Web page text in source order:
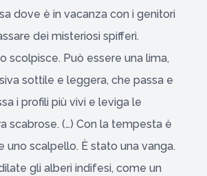
dove è in vacanza con i genitori
dei misteriosi spifferi.
scolpisce. Può essere una lima,
sottile e leggera, che passa e
i profili più vivi e leviga le
scabrose. (…) Con la tempesta è
uno scalpello. È stato una vanga.
gli alberi indifesi, come un